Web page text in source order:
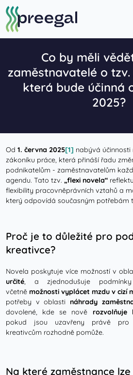
Co by měli
zaměstnavatelé o tzv.
která bude účinná
2025?
Od 1. června 2025[1] nabývá
zákoníku práce, která přináší řadu
podnikatelům - zaměstnavatelům
agendu. Tato tzv. „flexi novela“
flexibility pracovněprávních vztahů a
který odpovídá současným potřebám
Proč je to důležité pro
kreativce?
Novela poskytuje více možností v
určité, a zjednodušuje
včetně možnosti vyplácet mzdu v cizí
potřeby v oblasti náhrady
dovolené, kde se nově rozvolňuje
pokud jsou uzavřeny právě pro
kreativcům rozhodně pomůže.
Na které zaměstnance